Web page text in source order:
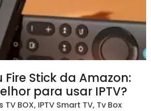
Fire Stick da Amazon:
para usar IPTV?
BOX, IPTV Smart TV, Tv Box